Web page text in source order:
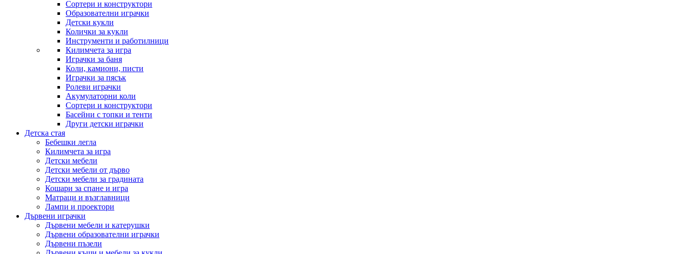
Сортери и конструктори
Образователни играчки
Детски кукли
Колички за кукли
Инструменти и работилници
Килимчета за игра
Играчки за баня
Коли, камиони, писти
Играчки за пясък
Ролеви играчки
Акумулаторни коли
Сортери и конструктори
Басейни с топки и тенти
Други детски играчки
Детска стая
Бебешки легла
Килимчета за игра
Детски мебели
Детски мебели от дърво
Детски мебели за градината
Кошари за спане и игра
Матраци и възглавници
Лампи и проектори
Дървени играчки
Дървени мебели и катерушки
Дървени образователни играчки
Дървени пъзели